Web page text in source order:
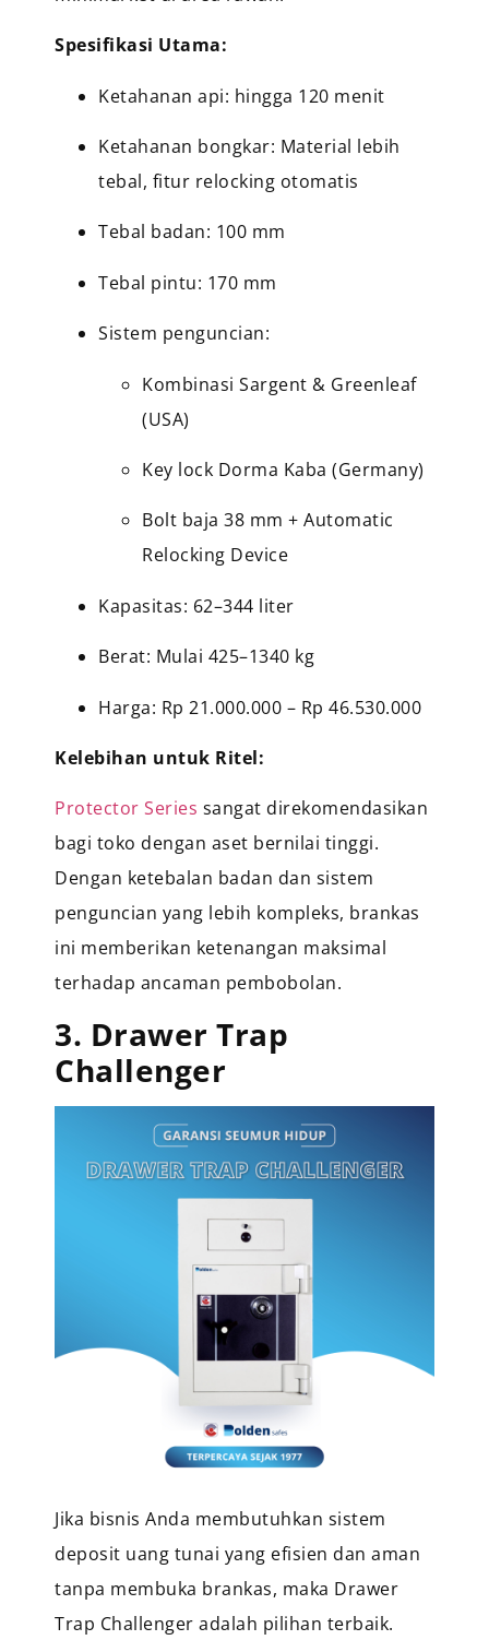
Spesifikasi Utama:
Ketahanan api: hingga 120 menit
Ketahanan bongkar: Material lebih
tebal, fitur relocking otomatis
Tebal badan: 100 mm
Tebal pintu: 170 mm
Sistem penguncian:
Kombinasi Sargent & Greenleaf
(USA)
Key lock Dorma Kaba (Germany)
Bolt baja 38 mm + Automatic
Relocking Device
Kapasitas: 62–344 liter
Berat: Mulai 425–1340 kg
Harga: Rp 21.000.000 – Rp 46.530.000
Kelebihan untuk Ritel:
Protector Series sangat direkomendasikan
bagi toko dengan aset bernilai tinggi.
Dengan ketebalan badan dan sistem
penguncian yang lebih kompleks, brankas
ini memberikan ketenangan maksimal
terhadap ancaman pembobolan.
3. Drawer Trap
Challenger
Jika bisnis Anda membutuhkan sistem
deposit uang tunai yang efisien dan aman
tanpa membuka brankas, maka Drawer
Trap Challenger adalah pilihan terbaik.